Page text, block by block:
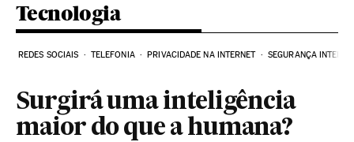
Tecnologia
REDES SOCIAIS TELEFONIA PRIVACIDADE NA INTERNET SEGURANÇA
Surgirá uma inteligência
maior do que a humana?